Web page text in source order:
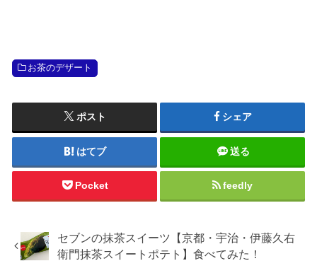
お茶のデザート
ポスト シェア
はてブ 送る
Pocket feedly
セブンの抹茶スイーツ【京都・宇治・伊藤久右
衛門抹茶スイートポテト】食べてみた！